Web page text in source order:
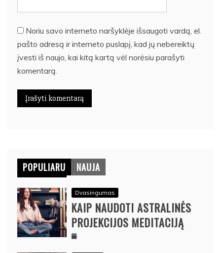
Noriu savo interneto naršyklėje išsaugoti vardą, el.
pašto adresą ir interneto puslapį, kad jų nebereiktų
įvesti iš naujo, kai kitą kartą vėl norėsiu parašyti
komentarą.
POPULIARU NAUJA
Dvasingumas
KAIP NAUDOTI ASTRALINĖS
PROJEKCIJOS MEDITACIJĄ